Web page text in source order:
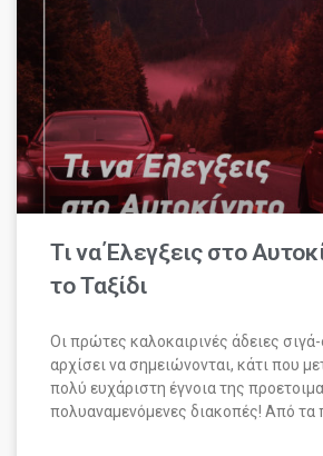
Τι να Έλεγξεις στο
το Ταξίδι
Οι πρώτες καλοκαιρινές άδειες
αρχίσει να σημειώνονται, κάτι που
πολύ ευχάριστη έγνοια της
πολυαναμενόμενες διακοπές! Από τα